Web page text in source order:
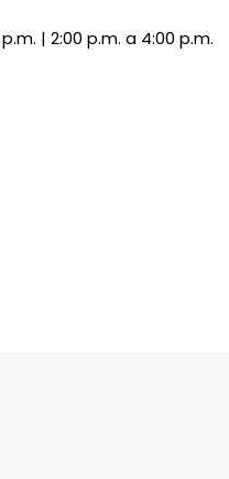
| 2:00 p.m. a 4:00 p.m.